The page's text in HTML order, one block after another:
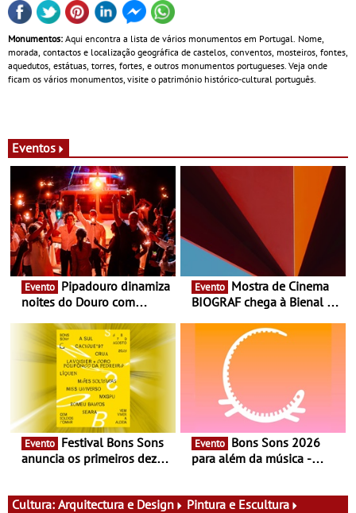
Monumentos: Aqui encontra a lista de vários monumentos em Portugal. Nome,
morada, contactos e localização geográfica de castelos, conventos, mosteiros, fontes,
aquedutos, estátuas, torres, fortes, e outros monumentos portugueses. Veja onde
ficam os vários monumentos, visite o património histórico-cultural português.
Eventos
Evento
noites do Douro com
vinho, gastronomia e
música
Evento
BIOGRAF chega à Bienal de
Documentário, ensaio
fílmico e práticas artísticas
Evento
anuncia os primeiros dez
Evento
para além da música -
atividades para toda a
Cultura: Arquitectura e Design Pintura e Escultura